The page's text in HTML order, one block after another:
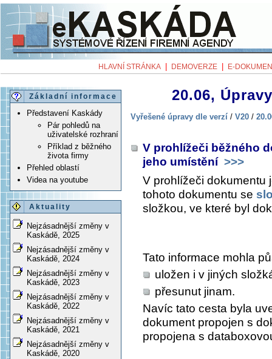
HLAVNÍ STRÁNKA DEMOVERZE E-
Základní informace
Představení Kaskády
Pár pohledů na
uživatelské rozhraní
Příklad z běžného
života firmy
Přehled oblastí
Videa na youtube
Aktuality
Nejzásadnější změny v
Kaskádě, 2025
Nejzásadnější změny v
Kaskádě, 2024
Nejzásadnější změny v
Kaskádě, 2023
Nejzásadnější změny v
Kaskádě, 2022
Nejzásadnější změny v
Kaskádě, 2021
Nejzásadnější změny v
Kaskádě, 2020
20.06,
Vyřešené úpravy dle verzí / V20 /
V prohlížeči běžného
jeho umístění >>>
V prohlížeči dokumentu
tohoto dokumentu se
složkou, ve které byl
Tato informace mohla
uložen i v jiných
přesunut jinam.
Navíc tato cesta byla
dokument propojen s
propojena s